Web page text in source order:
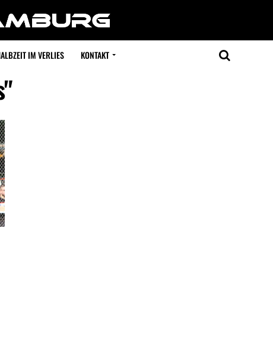
IM VERLIES KONTAKT